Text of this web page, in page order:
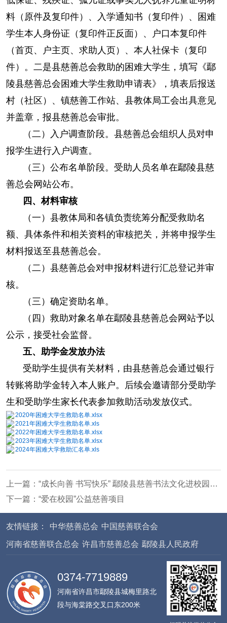
料（原件及复印件）、入学通知书（复印件）、困难
学生本人身份证（复印件正反面）、户口本复印件
（首页、户主页、求助人页）、本人社保卡（复印
件）。二是县慈善总会救助的困难大学生，填写《鄢
陵县慈善总会困难大学生救助申请表》，填表后报送
村（社区）、镇慈善工作站、县教体局工会出具意见
并盖章，报县慈善总会审批。
（二）入户调查阶段。县慈善总会组织人员对申
报学生进行入户调查。
（三）公布名单阶段。受助人员名单在鄢陵县慈
善总会网站公布。
四、材料审核
（一）县教体局和各镇负责统筹分配受救助名
额、具体条件和相关资料的审核把关，并将申报学生
材料报送至县慈善总会。
（二）县慈善总会对申报材料进行汇总登记并审
核。
（三）确定资助名单。
（四）救助对象名单在鄢陵县慈善总会网站予以
公示，接受社会监督。
五、助学金发放办法
受助学生提供有关材料，由县慈善总会通过银行
转账将助学金转入本人账户。后续会邀请部分受助学
生和受助学生家长代表参加救助活动发放仪式。
2020年困难大学生救助名单.xlsx
2021年困难大学生救助名单.xls
2022年困难大学生救助名单.xlsx
2023年困难大学生救助名单.xlsx
2024年困难大学救助汇名单.xls
上一篇： “成长向善 书写快乐” 鄢陵县慈善书法文化进校园活动
下一篇： “爱在校园”公益慈善项目
友情链接： 中华慈善总会 中国慈善联合会
河南省慈善联合总会 许昌市慈善总会 鄢陵县人民政府
0374-7719889
河南省许昌市鄢陵县城梅里路北
段与海棠路交叉口东200米